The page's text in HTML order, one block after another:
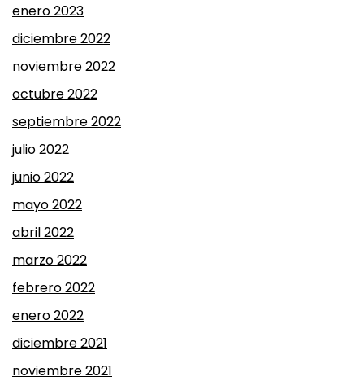
enero 2023
diciembre 2022
noviembre 2022
octubre 2022
septiembre 2022
julio 2022
junio 2022
mayo 2022
abril 2022
marzo 2022
febrero 2022
enero 2022
diciembre 2021
noviembre 2021